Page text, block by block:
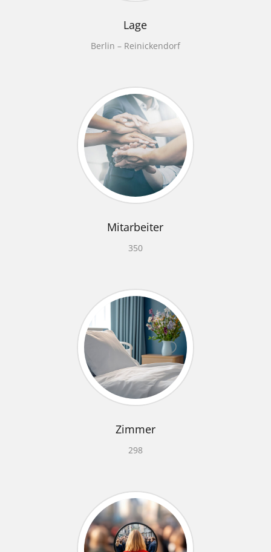
Lage
Berlin – Reinickendorf
Mitarbeiter
350
Zimmer
298